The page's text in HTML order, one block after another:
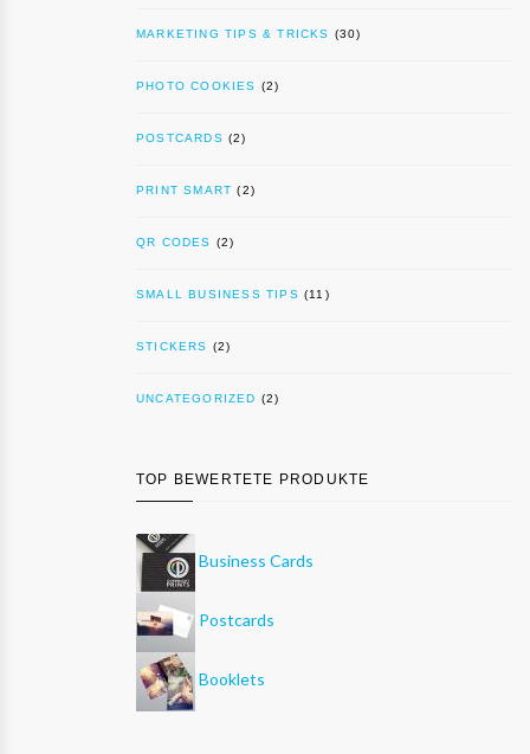
MARKETING TIPS & TRICKS (30)
PHOTO COOKIES (2)
POSTCARDS (2)
PRINT SMART (2)
QR CODES (2)
SMALL BUSINESS TIPS (11)
STICKERS (2)
UNCATEGORIZED (2)
TOP BEWERTETE PRODUKTE
Business Cards
Postcards
Booklets